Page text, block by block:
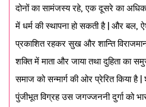
दोनों का सामंजस्य रहे, एक दूसरे का
में धर्म की स्थापना हो सकती है | और बल,
प्रकाशित रहकर सुख और शान्ति
शक्ति में माता और जाया तथा दुहिता का
समाज को सन्मार्ग की ओर प्रेरित किया है
पुंजीभूत विग्रह उस जगज्जननी दुर्गा को